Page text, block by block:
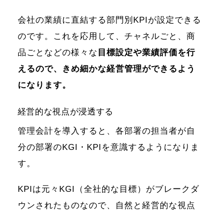
会社の業績に直結する部門別KPIが設定できる
のです。これを応用して、チャネルごと、商
品ごとなどの様々な 目標設定や業績評価を行
えるので、きめ細かな経営管理ができるよう
になります。
経営的な視点が浸透する
管理会計を導入すると、各部署の担当者が自
分の部署のKGI・KPIを意識するようになりま
す。
KPIは元々KGI（全社的な目標）がブレークダ
ウンされたものなので、自然と経営的な視点